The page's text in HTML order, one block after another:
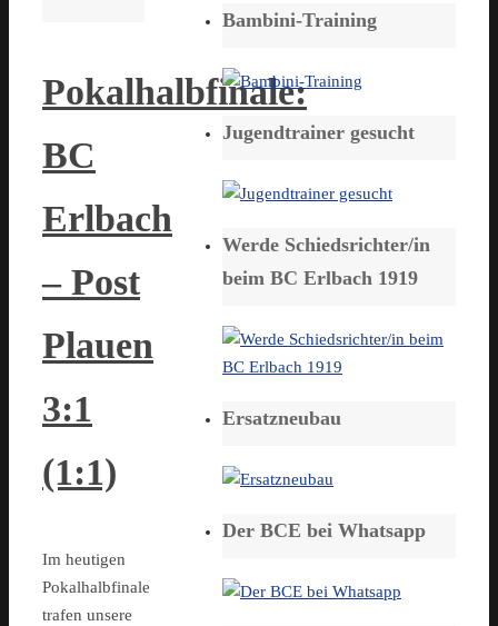
Pokalhalbfinale:
BC
Erlbach
– Post
Plauen
3:1
(1:1)
Im heutigen
Pokalhalbfinale
trafen unsere
Bambini-Training
Jugendtrainer gesucht
Werde Schiedsrichter/in
beim BC Erlbach 1919
Ersatzneubau
Der BCE bei Whatsapp